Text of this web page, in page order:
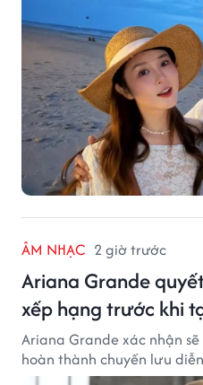
ÂM NHẠC 2 giờ trước
Ariana Grande
xếp hạng trước khi
Ariana Grande xác nhận
hoàn thành chuyến lưu